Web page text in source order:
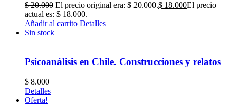
$20.000 El precio original era: $ 20.000.$ 18.000El precio
actual es: $ 18.000.
Añadir al carrito Detalles
Sin stock
Psicoanálisis en Chile. Construcciones y relatos
$ 8.000
Detalles
Oferta!